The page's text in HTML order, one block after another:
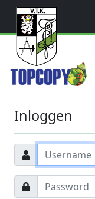
Inloggen